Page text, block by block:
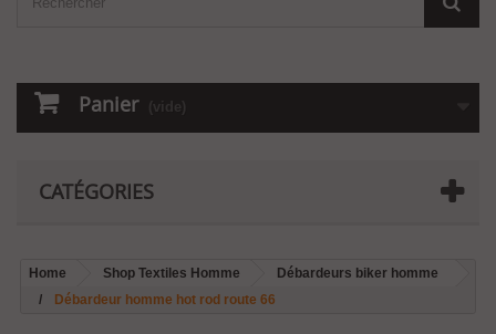
Panier (vide)
CATÉGORIES
Home Shop Textiles Homme
Débardeurs biker homme
Débardeur homme hot rod route 66